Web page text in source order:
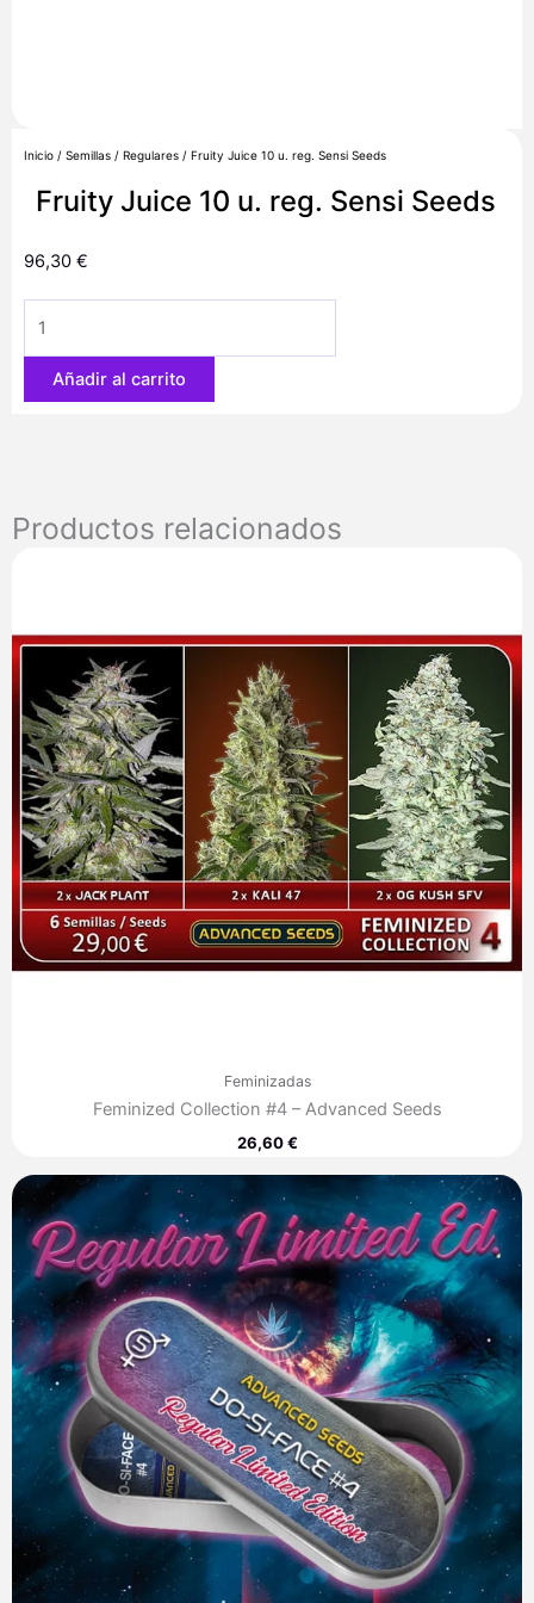
Inicio / Semillas / Regulares / Fruity Juice 10 u. reg. Sensi Seeds
Fruity Juice 10 u. reg. Sensi Seeds
96,30 €
Juice
u.
cantidad
Añadir al carrito
Productos relacionados
Feminizadas
Feminized Collection #4 – Advanced Seeds
26,60€